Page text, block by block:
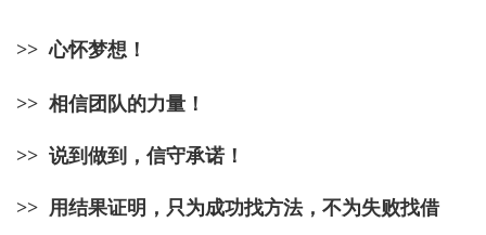
>> 心怀梦想！
>> 相信团队的力量！
>> 说到做到，信守承诺！
>> 用结果证明，只为成功找方法，不为失败找借